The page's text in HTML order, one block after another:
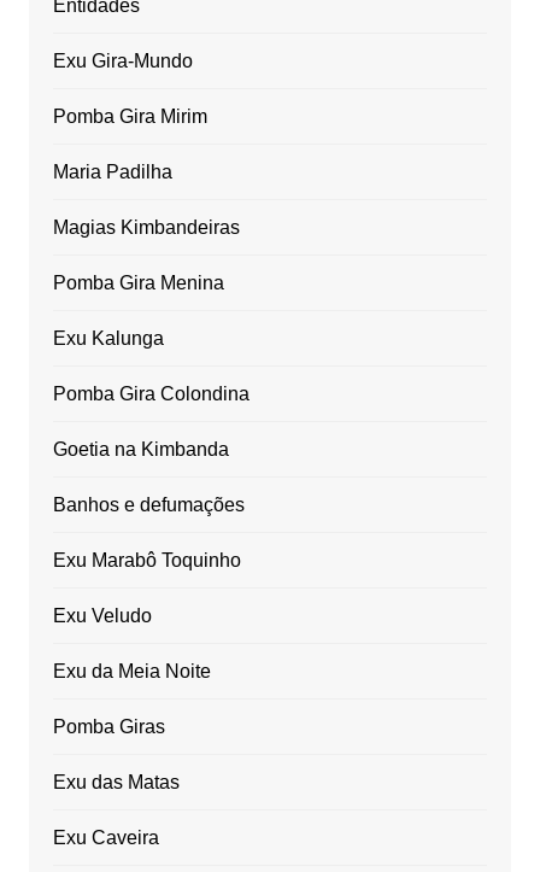
Entidades
Exu Gira-Mundo
Pomba Gira Mirim
Maria Padilha
Magias Kimbandeiras
Pomba Gira Menina
Exu Kalunga
Pomba Gira Colondina
Goetia na Kimbanda
Banhos e defumações
Exu Marabô Toquinho
Exu Veludo
Exu da Meia Noite
Pomba Giras
Exu das Matas
Exu Caveira